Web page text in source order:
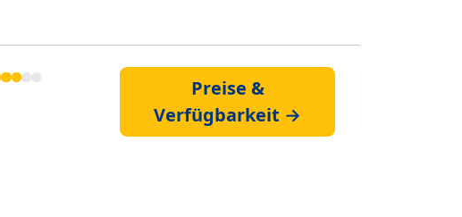
Preise &
Verfügbarkeit →